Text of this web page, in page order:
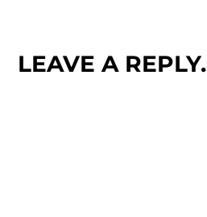
LEAVE A REPLY.